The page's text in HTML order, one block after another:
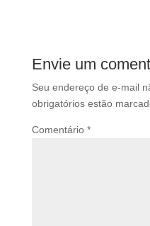
Envie um
Seu endereço de e-mail
obrigatórios estão
Comentário *